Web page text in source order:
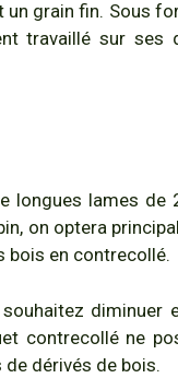
un grain fin. Sous
travaillé sur ses
longues lames de
on optera
bois en contrecollé.
diminuer
contrecollé ne
de dérivés de bois.